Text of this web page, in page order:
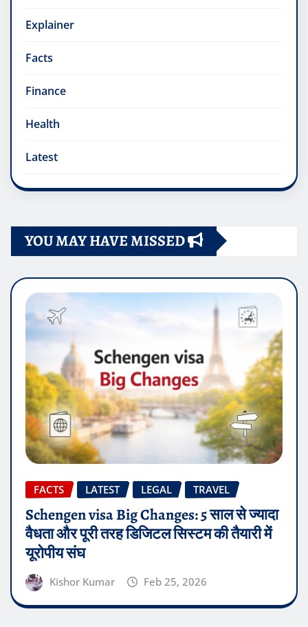
Explainer
Facts
Finance
Health
Latest
YOU MAY HAVE MISSED
FACTS LATEST LEGAL TRAVEL
Schengen visa Big Changes: 5 साल से ज्यादा
वैधता और पूरी तरह डिजिटल सिस्टम की तैयारी में
यूरोपीय संघ
Kishor Kumar Feb 25, 2026